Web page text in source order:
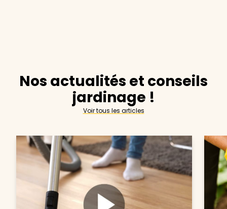
Nos actualités et conseils
jardinage !
Voir tous les articles